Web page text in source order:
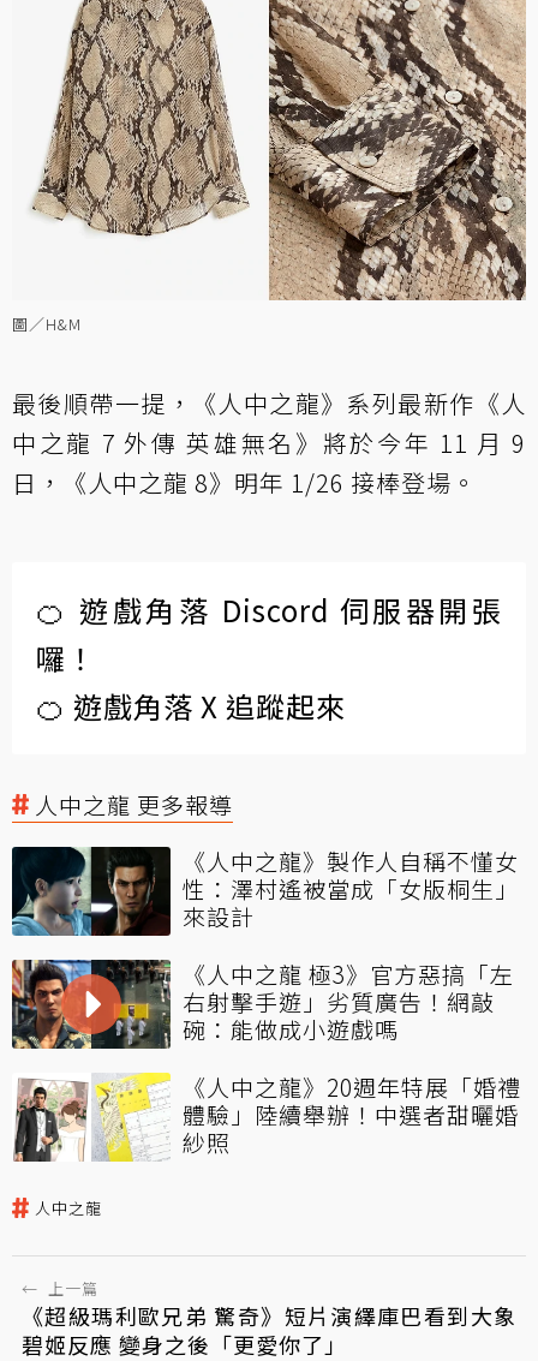
圖／H&M
最後順帶一提，《人中之龍》系列最新作《人
中之龍 7 外傳 英雄無名》將於今年 11 月 9
日，《人中之龍 8》明年 1/26 接棒登場。
🍊 遊戲角落 Discord 伺服器開張
囉！
🍊 遊戲角落 X 追蹤起來
人中之龍 更多報導
《人中之龍》製作人自稱不懂女
性：澤村遙被當成「女版桐生」
來設計
《人中之龍 極3》官方惡搞「左
右射擊手遊」劣質廣告！網敲
碗：能做成小遊戲嗎
《人中之龍》20週年特展「婚禮
體驗」陸續舉辦！中選者甜曬婚
紗照
人中之龍
← 上一篇
《超級瑪利歐兄弟 驚奇》短片演繹庫巴看到大象
碧姬反應 變身之後「更愛你了」